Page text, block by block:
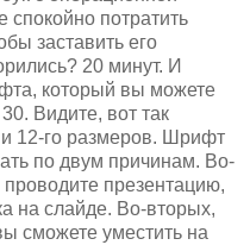
потратить
заставить его
20 минут. И
который вы можете
Видите, вот так
12-го размеров. Шрифт
по двум причинам. Во-
презентацию,
на слайде. Во-вторых,
сможете уместить на